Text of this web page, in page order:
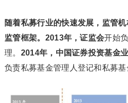
随着私募行业的快速发展，监管
监管框架。2013年，证监会开始
理。 2014年，中国证券投资基金
负责私募基金管理人登记和私募基